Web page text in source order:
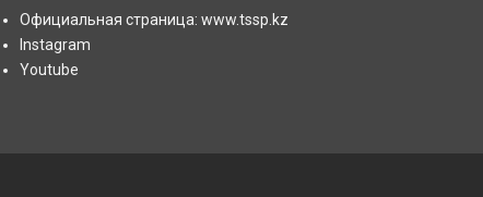
Официальная страница: www.tssp.kz
Instagram
Youtube